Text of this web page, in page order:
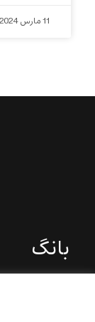
11 مارس 2024
بانگ